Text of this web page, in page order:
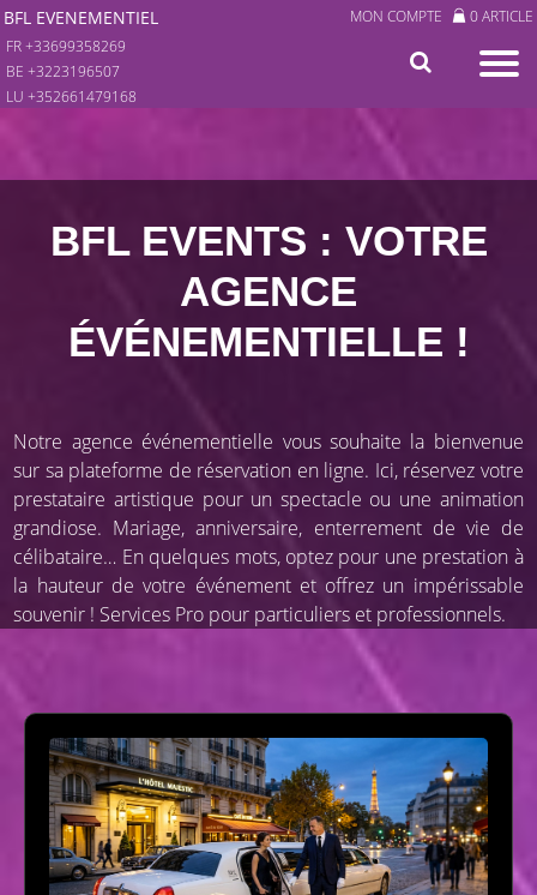
BFL EVENEMENTIEL
FR +33699358269
BE +3223196507
LU +352661479168
MON COMPTE 0 ARTICLE
BFL EVENTS : VOTRE
AGENCE
ÉVÉNEMENTIELLE !
Notre agence événementielle vous souhaite la bienvenue
sur sa plateforme de réservation en ligne. Ici, réservez votre
prestataire artistique pour un spectacle ou une animation
grandiose. Mariage, anniversaire, enterrement de vie de
célibataire… En quelques mots, optez pour une prestation à
la hauteur de votre événement et offrez un impérissable
souvenir ! Services Pro pour particuliers et professionnels.